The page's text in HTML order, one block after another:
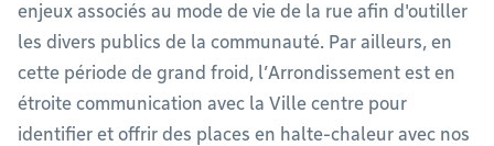
enjeux associés au mode de vie de la rue afin d'outiller
les divers publics de la communauté. Par ailleurs, en
cette période de grand froid, l’Arrondissement est en
étroite communication avec la Ville centre pour
identifier et offrir des places en halte-chaleur avec nos